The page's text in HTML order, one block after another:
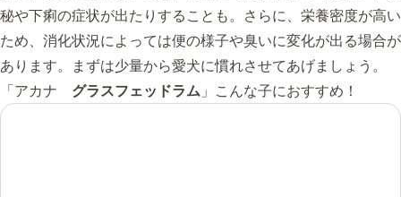
秘や下痢の症状が出たりすることも。さらに、栄養密度が高い
ため、消化状況によっては便の様子や臭いに変化が出る場合が
あります。まずは少量から愛犬に慣れさせてあげましょう。
「アカナ グラスフェッドラム 」こんな子におすすめ！